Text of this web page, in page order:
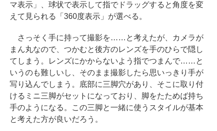
マ表示」、球状で表示して指でドラッグすると角度を変
えて見られる「360度表示」が選べる。
さっそく手に持って撮影を……と考えたが、カメラが
まん丸なので、つかむと後方のレンズを手のひらで隠し
てしまう。レンズにかからないよう指でつまんで……と
いうのも難しいし、そのまま撮影したら思いっきり手が
写り込んでしまう。底部に三脚穴があり、そこに取り付
けるミニ三脚がセットになっており、脚をたためば持ち
手のようになる。この三脚と一緒に使うスタイルが基本
と考えた方が良いだろう。